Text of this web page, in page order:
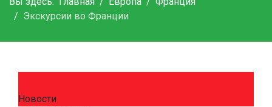
Экскурсии во Франции
Новости